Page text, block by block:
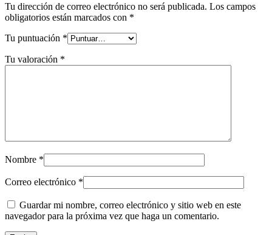
Tu dirección de correo electrónico no será publicada. Los campos
obligatorios están marcados con *
Tu puntuación *
Tu valoración *
Nombre *
Correo electrónico *
Guardar mi nombre, correo electrónico y sitio web en este
navegador para la próxima vez que haga un comentario.